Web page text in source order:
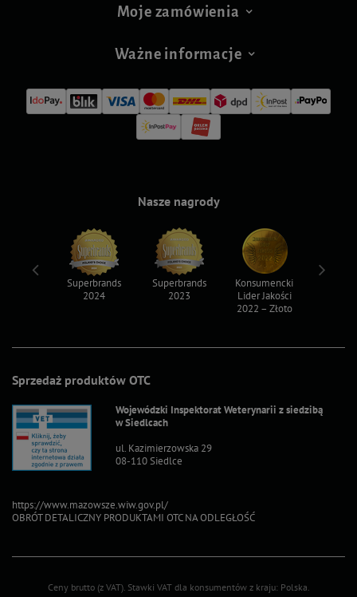
Moje zamówienia
Ważne informacje
Sprzedaż produktów OTC
Wojewódzki Inspektorat Weterynarii z siedzibą
w Siedlcach
ul. Kazimierzowska 29
08-110 Siedlce
https://www.mazowsze.wiw.gov.pl/
OBRÓT DETALICZNY PRODUKTAMI OTC NA ODLEGŁOŚĆ
Nasze nagrody
Superbrands
2024
Superbrands
2023
Konsumencki
Lider Jakości
2022 – Złoto
Ceny brutto (z VAT). Stawki VAT dla konsumentów z kraju: Polska